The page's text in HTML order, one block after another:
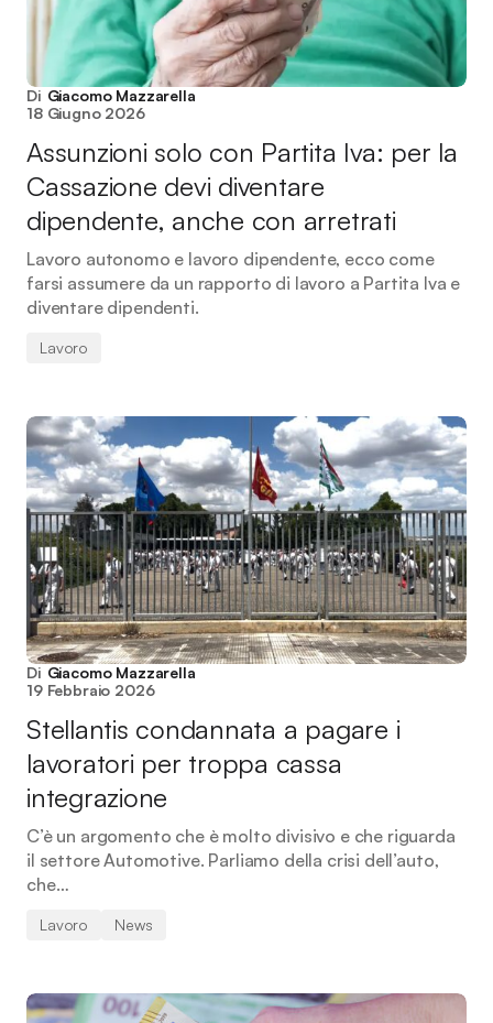
Di Giacomo Mazzarella
18 Giugno 2026
Assunzioni solo con Partita Iva: per la
Cassazione devi diventare
dipendente, anche con arretrati
Lavoro autonomo e lavoro dipendente, ecco come
farsi assumere da un rapporto di lavoro a Partita Iva e
diventare dipendenti.
Lavoro
Di Giacomo Mazzarella
19 Febbraio 2026
Stellantis condannata a pagare i
lavoratori per troppa cassa
integrazione
C’è un argomento che è molto divisivo e che riguarda
il settore Automotive. Parliamo della crisi dell’auto,
che…
Lavoro News